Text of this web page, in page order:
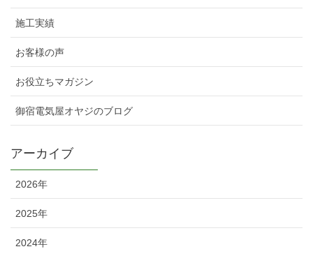
施工実績
お客様の声
お役立ちマガジン
御宿電気屋オヤジのブログ
アーカイブ
2026年
2025年
2024年